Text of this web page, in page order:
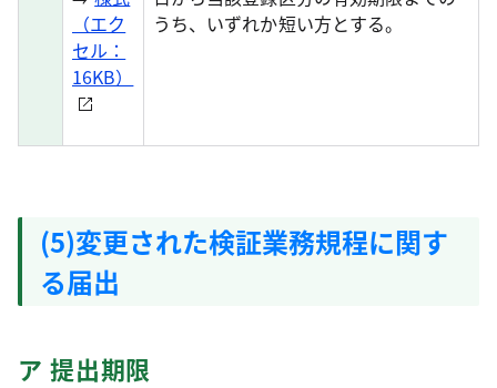
（エク
セル：
16KB）
うち、いずれか短い方とする。
(5)変更された検証業務規程に関す
る届出
ア 提出期限